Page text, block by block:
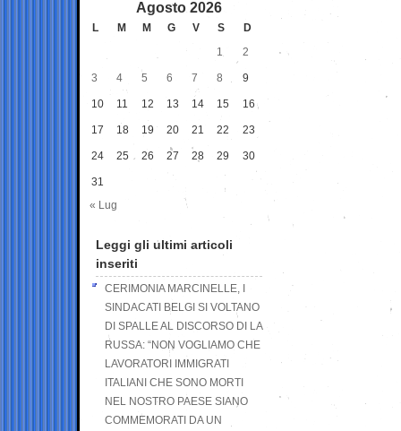
Agosto 2026
L M M G V S
D
1
2
3 4 5 6 7 8 9
10 11 12 13 14 15 16
17 18 19 20 21 22 23
24 25 26 27 28 29 30
31
« Lug
Leggi gli ultimi articoli
inseriti
CERIMONIA MARCINELLE, I
SINDACATI BELGI SI VOLTANO
DI SPALLE AL DISCORSO DI LA
RUSSA: “NON VOGLIAMO CHE
LAVORATORI IMMIGRATI
ITALIANI CHE SONO MORTI
NEL NOSTRO PAESE SIANO
COMMEMORATI DA UN